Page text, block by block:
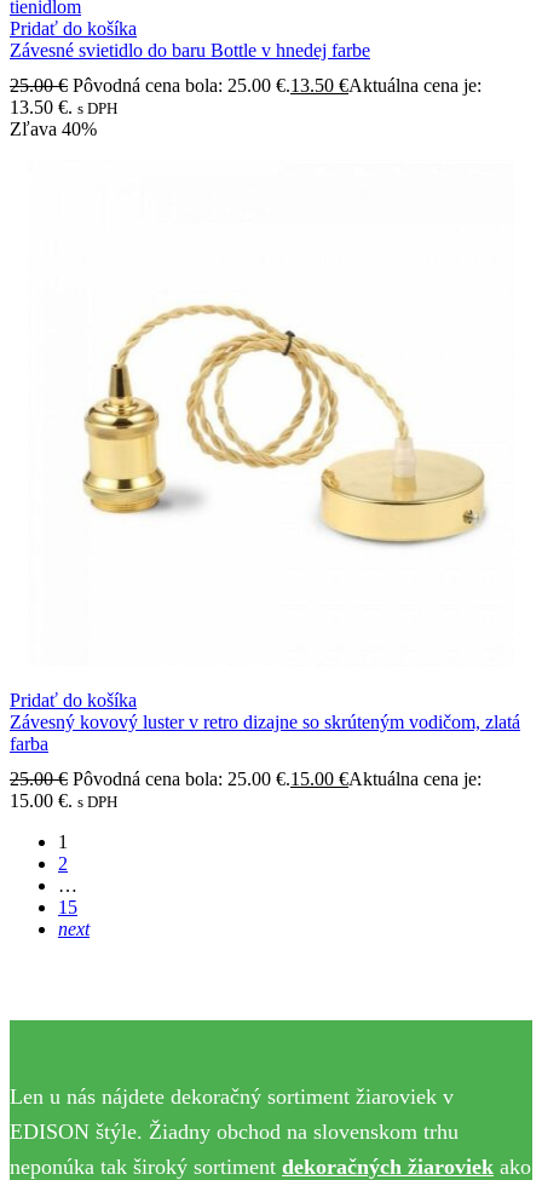
Pridať do košíka
Závesné svietidlo do baru Bottle v hnedej farbe
25.00€ Pôvodná cena bola: 25.00 €.13.50 €Aktuálna cena je:
13.50 €. s DPH
Zľava 40%
Pridať do košíka
Závesný kovový luster v retro dizajne so skrúteným vodičom, zlatá
farba
25.00€ Pôvodná cena bola: 25.00 €.15.00 €Aktuálna cena je:
15.00 €. s DPH
1
2
…
15
next
Len u nás nájdete dekoračný sortiment žiaroviek v
EDISON štýle. Žiadny obchod na slovenskom trhu
neponúka tak široký sortiment dekoračných žiaroviek ako